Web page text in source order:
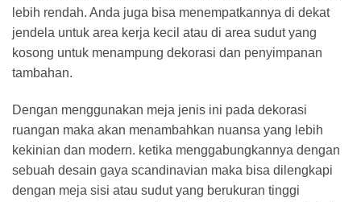
lebih rendah. Anda juga bisa menempatkannya di dekat
jendela untuk area kerja kecil atau di area sudut yang
kosong untuk menampung dekorasi dan penyimpanan
tambahan.
Dengan menggunakan meja jenis ini pada dekorasi
ruangan maka akan menambahkan nuansa yang lebih
kekinian dan modern. ketika menggabungkannya dengan
sebuah desain gaya scandinavian maka bisa dilengkapi
dengan meja sisi atau sudut yang berukuran tinggi